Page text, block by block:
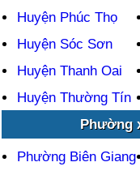
Huyện Phúc Thọ
Huyện Sóc Sơn
Huyện Thanh Oai
Huyện Thường Tín
Phường
Phường Biên Giang